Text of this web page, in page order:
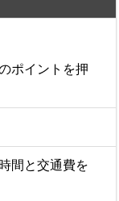
ポイントを押
間と交通費を